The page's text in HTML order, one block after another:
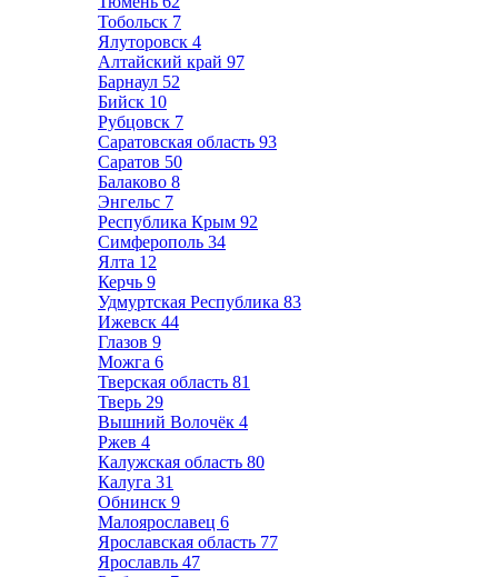
Тобольск 7
Ялуторовск 4
Алтайский край 97
Барнаул 52
Бийск 10
Рубцовск 7
Саратовская область 93
Саратов 50
Балаково 8
Энгельс 7
Республика Крым 92
Симферополь 34
Ялта 12
Керчь 9
Удмуртская Республика 83
Ижевск 44
Глазов 9
Можга 6
Тверская область 81
Тверь 29
Вышний Волочёк 4
Ржев 4
Калужская область 80
Калуга 31
Обнинск 9
Малоярославец 6
Ярославская область 77
Ярославль 47